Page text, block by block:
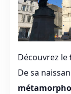
Découvrez le
De sa